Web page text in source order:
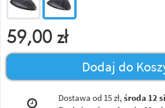
59,00 zł
Dodaj do
Dostawa od 15 zł, środa 12